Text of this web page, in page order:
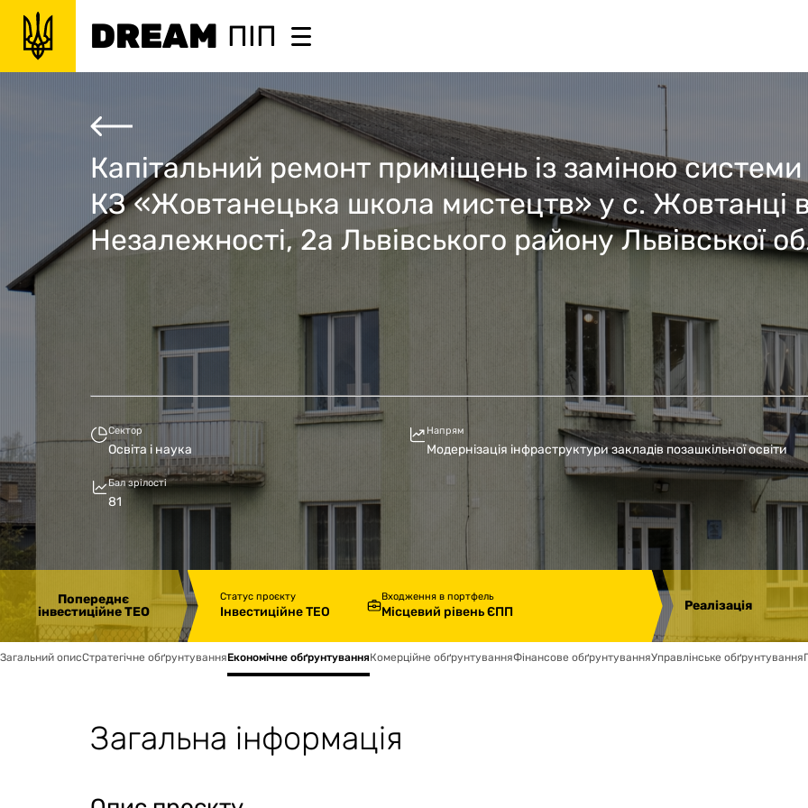
DREAM ПІП
Капітальний ремонт приміщень із заміною
КЗ «Жовтанецька школа мистецтв» у с. Жовтанці
Незалежності, 2а Львівського району Львівської
Сектор
Освіта і наука
Напрям
Модернізація інфраструктури закладів позашкільної освіти
Бал зрілості
81
Попереднє
інвестиційне ТЕО
Статус проєкту
Інвестиційне ТЕО
Входження в портфель
Місцевий рівень ЄПП Реалізація
Загальний описСтратегічне обґрунтуванняЕкономічне обґрунтуванняКомерційне обґрунтуванняФінансове обґрунтуванняУправлінське обґрунтування
Загальна інформація